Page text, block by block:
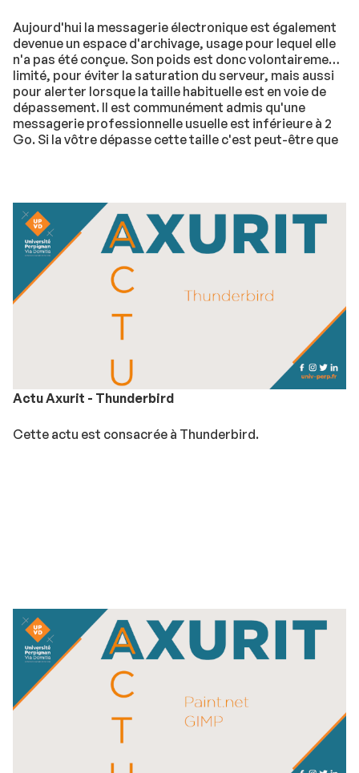
Aujourd'hui la messagerie électronique est également
devenue un espace d'archivage, usage pour lequel elle
n'a pas été conçue. Son poids est donc volontairement
limité, pour éviter la saturation du serveur, mais aussi
pour alerter lorsque la taille habituelle est en voie de
dépassement. Il est communément admis qu'une
messagerie professionnelle usuelle est inférieure à 2
Go. Si la vôtre dépasse cette taille c'est peut-être que
Actu Axurit - Thunderbird
Cette actu est consacrée à Thunderbird.